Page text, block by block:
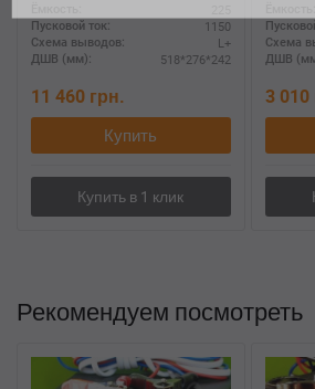
Пусковой ток: 1150
Схема выводов: L+
ДШВ (мм): 518*276*242
11 460 грн.
Купить
Схема
ДШВ
3 010
Рекомендуем посмотреть